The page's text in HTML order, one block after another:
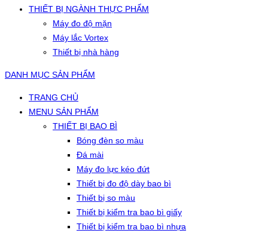
THIẾT BỊ NGÀNH THỰC PHẨM
Máy đo độ mặn
Máy lắc Vortex
Thiết bị nhà hàng
DANH MỤC SẢN PHẨM
TRANG CHỦ
MENU SẢN PHẨM
THIẾT BỊ BAO BÌ
Bóng đèn so màu
Đá mài
Máy đo lực kéo đứt
Thiết bị đo độ dày bao bì
Thiết bị so màu
Thiết bị kiểm tra bao bì giấy
Thiết bị kiểm tra bao bì nhựa